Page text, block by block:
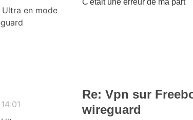
en mode
Re: Vpn sur
wireguard